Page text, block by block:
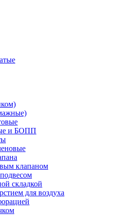
и БОПП
клапаном
складкой
для воздуха